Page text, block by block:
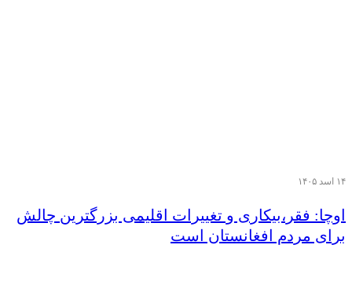
۱۴ اسد ۱۴۰۵
اوچا: فقر،بیکاری و تغییرات اقلیمی بزرگترین چالش
برای مردم افغانستان است